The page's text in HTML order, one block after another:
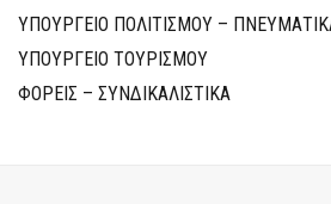
ΥΠΟΥΡΓΕΙΟ ΠΟΛΙΤΙΣΜΟΥ –
ΥΠΟΥΡΓΕΙΟ ΤΟΥΡΙΣΜΟΥ
ΦΟΡΕΙΣ – ΣΥΝΔΙΚΑΛΙΣΤΙΚΑ